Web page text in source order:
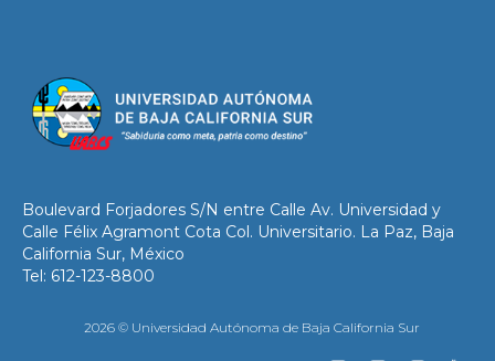
Boulevard Forjadores S/N entre Calle Av. Universidad y
Calle Félix Agramont Cota Col. Universitario. La Paz, Baja
California Sur, México
Tel: 612-123-8800
2026 © Universidad Autónoma de Baja California Sur